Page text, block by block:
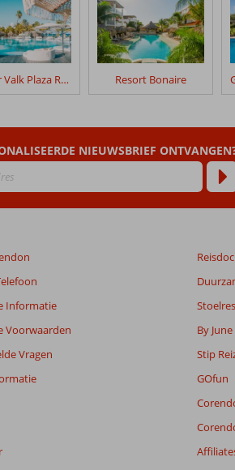
Van der Valk Plaza Royal Residence Bonaire Resort Bonaire
NIEUWSBRIEF
Informatie
Voorwaarden
Vragen
By June
Stip
GOfun